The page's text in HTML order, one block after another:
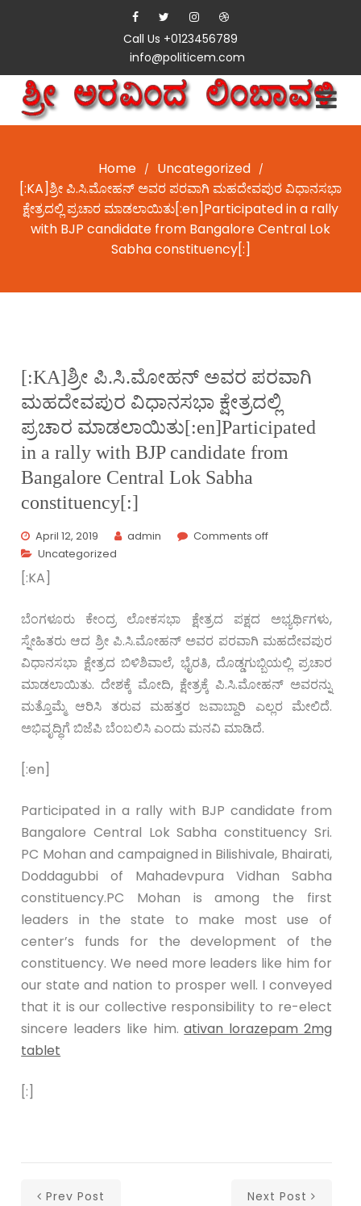
Call Us +0123456789
info@politicem.com
Home / Uncategorized /
[:KA]ಶ್ರೀ ಪಿ.ಸಿ.ಮೋಹನ್ ಅವರ ಪರವಾಗಿ ಮಹದೇವಪುರ ವಿಧಾನಸಭಾ
ಕ್ಷೇತ್ರದಲ್ಲಿ ಪ್ರಚಾರ ಮಾಡಲಾಯಿತು[:en]Participated in a rally
with BJP candidate from Bangalore Central Lok
Sabha constituency[:]
[:KA]ಶ್ರೀ ಪಿ.ಸಿ.ಮೋಹನ್ ಅವರ ಪರವಾಗಿ
ಮಹದೇವಪುರ ವಿಧಾನಸಭಾ ಕ್ಷೇತ್ರದಲ್ಲಿ
ಪ್ರಚಾರ ಮಾಡಲಾಯಿತು[:en]Participated
in a rally with BJP candidate from
Bangalore Central Lok Sabha
constituency[:]
April 12, 2019 admin
Comments off
Uncategorized
[:KA]
ಬೆಂಗಳೂರು ಕೇಂದ್ರ ಲೋಕಸಭಾ ಕ್ಷೇತ್ರದ ಪಕ್ಷದ ಅಭ್ಯರ್ಥಿಗಳು,
ಸ್ನೇಹಿತರು ಆದ ಶ್ರೀ ಪಿ.ಸಿ.ಮೋಹನ್ ಅವರ ಪರವಾಗಿ ಮಹದೇವಪುರ
ವಿಧಾನಸಭಾ ಕ್ಷೇತ್ರದ ಬಿಳಿಶಿವಾಲೆ, ಭೈರತಿ, ದೊಡ್ಡಗುಬ್ಬಿಯಲ್ಲಿ ಪ್ರಚಾರ
ಮಾಡಲಾಯಿತು. ದೇಶಕ್ಕೆ ಮೋದಿ, ಕ್ಷೇತ್ರಕ್ಕೆ ಪಿ.ಸಿ.ಮೋಹನ್ ಅವರನ್ನು
ಮತ್ತೊಮ್ಮೆ ಆರಿಸಿ ತರುವ ಮಹತ್ತರ ಜವಾಬ್ದಾರಿ ಎಲ್ಲರ ಮೇಲಿದೆ.
ಅಭಿವೃದ್ಧಿಗೆ ಬಿಜೆಪಿ ಬೆಂಬಲಿಸಿ ಎಂದು ಮನವಿ ಮಾಡಿದೆ.
[:en]
Participated in a rally with BJP candidate from
Bangalore Central Lok Sabha constituency Sri.
PC Mohan and campaigned in Bilishivale, Bhairati,
Doddagubbi of Mahadevpura Vidhan Sabha
constituency.PC Mohan is among the first
leaders in the state to make most use of
center’s funds for the development of the
constituency. We need more leaders like him for
our state and nation to prosper well. I conveyed
that it is our collective responsibility to re-elect
sincere leaders like him.ativan lorazepam 2mg
tablet
[:]
Prev Post Next Post